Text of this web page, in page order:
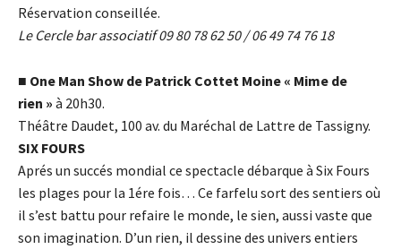
Réservation conseillée.
Le Cercle bar associatif 09 80 78 62 50 / 06 49 74 76 18
■ One Man Show de Patrick Cottet Moine « Mime de
rien » à 20h30.
Théâtre Daudet, 100 av. du Maréchal de Lattre de Tassigny.
SIX FOURS
Aprés un succés mondial ce spectacle débarque à Six Fours
les plages pour la 1ére fois… Ce farfelu sort des sentiers où
il s’est battu pour refaire le monde, le sien, aussi vaste que
son imagination. D’un rien, il dessine des univers entiers